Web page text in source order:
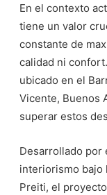
En el contexto
tiene un valor
constante de
calidad ni
ubicado en el
Vicente, Buenos
superar estos
Desarrollado por
interiorismo bajo
Preiti, el